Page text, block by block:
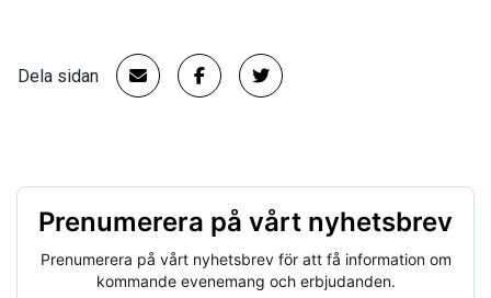
Dela sidan
Prenumerera på vårt nyhetsbrev
Prenumerera på vårt nyhetsbrev för att få information om
kommande evenemang och erbjudanden.